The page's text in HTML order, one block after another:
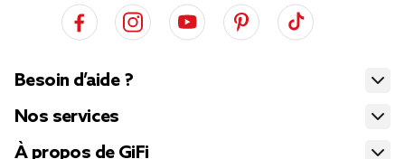
Besoin d’aide ?
Nos services
À propos de GiFi